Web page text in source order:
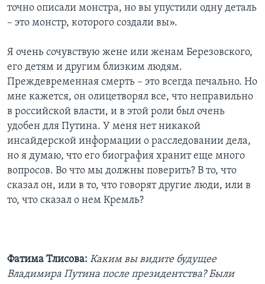
точно описали монстра, но вы упустили одну деталь
– это монстр, которого создали вы».
Я очень сочувствую жене или женам Березовского,
его детям и другим близким людям.
Преждевременная смерть – это всегда печально. Но
мне кажется, он олицетворял все, что неправильно
в российской власти, и в этой роли был очень
удобен для Путина. У меня нет никакой
инсайдерской информации о расследовании дела,
но я думаю, что его биография хранит еще много
вопросов. Во что мы должны поверить? В то, что
сказал он, или в то, что говорят другие люди, или в
то, что сказал о нем Кремль?
Фатима Тлисова: Каким вы видите будущее
Владимира Путина после президентства? Были